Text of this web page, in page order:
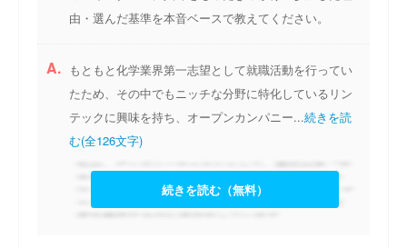
由・選んだ基準を本音ベースで教えてください。
A. もともと化学業界第一志望として就職活動を行ってい
たため、その中でもニッチな分野に特化しているリン
テックに興味を持ち、オープンカンパニー...続きを読
む(全126文字)
続きを読む（無料）